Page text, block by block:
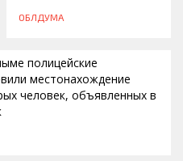
ОБЛДУМА
полицейские
местонахождение
человек, объявленных в